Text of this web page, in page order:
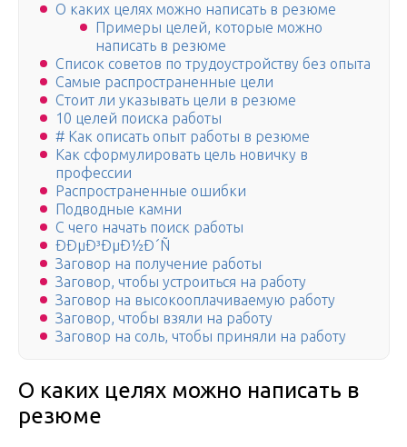
О каких целях можно написать в резюме
Примеры целей, которые можно
написать в резюме
Список советов по трудоустройству без опыта
Самые распространенные цели
Стоит ли указывать цели в резюме
10 целей поиска работы
# Как описать опыт работы в резюме
Как сформулировать цель новичку в
профессии
Распространенные ошибки
Подводные камни
С чего начать поиск работы
ÐÐµÐ³ÐµÐ½Ð´Ñ
Заговор на получение работы
Заговор, чтобы устроиться на работу
Заговор на высокооплачиваемую работу
Заговор, чтобы взяли на работу
Заговор на соль, чтобы приняли на работу
О каких целях можно написать в
резюме